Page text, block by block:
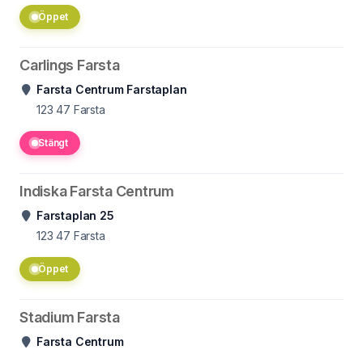
Öppet
Carlings Farsta
Farsta Centrum Farstaplan
123 47 Farsta
Stängt
Indiska Farsta Centrum
Farstaplan 25
123 47 Farsta
Öppet
Stadium Farsta
Farsta Centrum